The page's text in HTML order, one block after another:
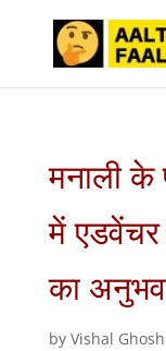
मनाली के
में
का अनुभव
by Vishal Ghosh